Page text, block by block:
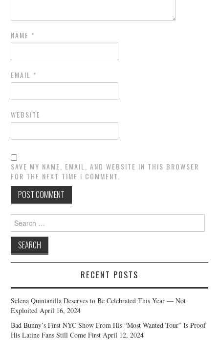
NAME *
EMAIL *
WEBSITE
SAVE MY NAME, EMAIL, AND WEBSITE IN THIS BROWSER
FOR THE NEXT TIME I COMMENT.
for:
RECENT POSTS
Selena Quintanilla Deserves to Be Celebrated This Year — Not
Exploited April 16, 2024
Bad Bunny’s First NYC Show From His “Most Wanted Tour” Is Proof
His Latine Fans Still Come First April 12, 2024